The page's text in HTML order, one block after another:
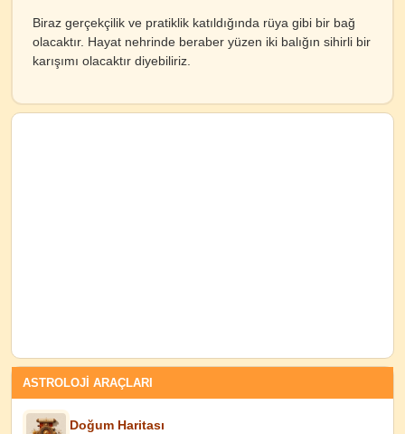
Biraz gerçekçilik ve pratiklik katıldığında rüya gibi bir bağ
olacaktır. Hayat nehrinde beraber yüzen iki balığın sihirli bir
karışımı olacaktır diyebiliriz.
ASTROLOJİ ARAÇLARI
Doğum Haritası